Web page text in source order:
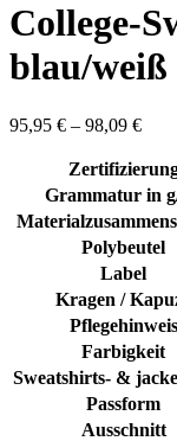
College-
blau/weiß
95,95 € – 98,09 €
Grammatur in
Polybeutel
Label
Kragen /
Pflegehinweis
Farbigkeit
Sweatshirts- &
Passform
Ausschnitt